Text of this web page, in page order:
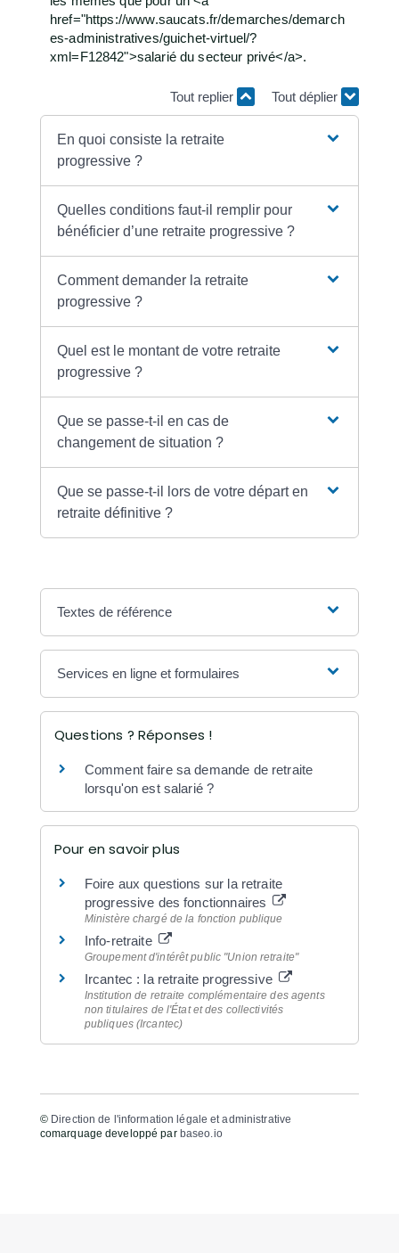
href="https://www.saucats.fr/demarches/demarch
es-administratives/guichet-virtuel/?
xml=F12842">salarié du secteur privé</a>.
Tout replier Tout déplier
En quoi consiste la retraite
progressive ?
Quelles conditions faut-il remplir pour
bénéficier d’une retraite progressive ?
Comment demander la retraite
progressive ?
Quel est le montant de votre retraite
progressive ?
Que se passe-t-il en cas de
changement de situation ?
Que se passe-t-il lors de votre départ en
retraite définitive ?
Textes de référence
Services en ligne et formulaires
Questions ? Réponses !
Comment faire sa demande de retraite
lorsqu'on est salarié ?
Pour en savoir plus
Foire aux questions sur la retraite
progressive des fonctionnaires
Ministère chargé de la fonction publique
Info-retraite
Groupement d'intérêt public "Union retraite"
Ircantec : la retraite progressive
Institution de retraite complémentaire des agents
non titulaires de l'État et des collectivités
publiques (Ircantec)
© Direction de l'information légale et administrative
comarquage developpé par baseo.io